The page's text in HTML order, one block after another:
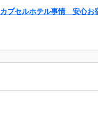
プセルホテル事情 安心お